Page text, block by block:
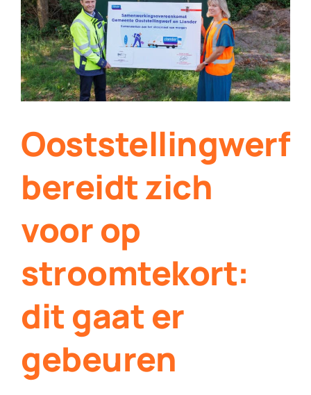
Contact
Plaats je eigen nieuws
Ooststellingwerf
bereidt zich
voor op
stroomtekort:
dit gaat er
gebeuren